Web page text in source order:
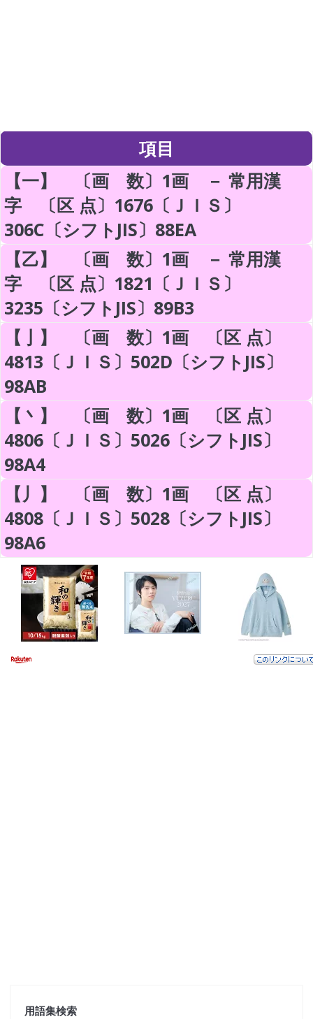
項目
【一】 〔画 数〕1画 － 常用漢
字 〔区 点〕1676〔ＪＩＳ〕
306C〔シフトJIS〕88EA
【乙】 〔画 数〕1画 － 常用漢
字 〔区 点〕1821〔ＪＩＳ〕
3235〔シフトJIS〕89B3
【亅】 〔画 数〕1画 〔区 点〕
4813〔ＪＩＳ〕502D〔シフトJIS〕
98AB
【丶】 〔画 数〕1画 〔区 点〕
4806〔ＪＩＳ〕5026〔シフトJIS〕
98A4
【丿】 〔画 数〕1画 〔区 点〕
4808〔ＪＩＳ〕5028〔シフトJIS〕
98A6
用語集検索